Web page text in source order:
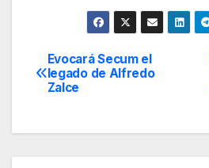
Navegación
de
entradas
Evocará Secum el
legado de Alfredo
Zalce